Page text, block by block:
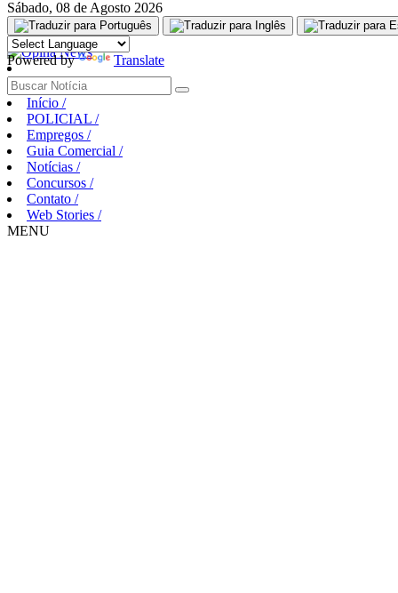
Aguarde, carregando...
Sábado, 08 de Agosto 2026
Powered by Translate
Início /
POLICIAL /
Empregos /
Guia Comercial /
Notícias /
Concursos /
Contato /
Web Stories /
MENU